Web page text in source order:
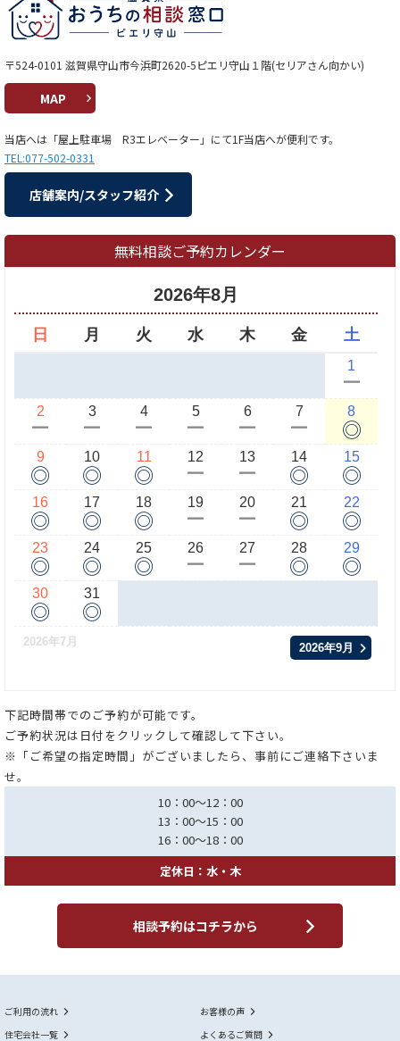
〒524-0101 滋賀県守山市今浜町2620-5ピエリ守山１階(セリアさん向かい)
MAP
当店へは「屋上駐車場 R3エレベーター」にて1F当店へが便利です。
TEL:077-502-0331
店舗案内/スタッフ紹介
無料相談ご予約カレンダー
2026年8月
日 月 火 水 木 金 土
1
ー
2
ー
3
ー
4
ー
5
ー
6
ー
7
ー
8
◎
9
◎
10
◎
11
◎
12
ー
13
ー
14
◎
15
◎
16
◎
17
◎
18
◎
19
ー
20
ー
21
◎
22
◎
23
◎
24
◎
25
◎
26
ー
27
ー
28
◎
29
◎
30
◎
31
◎
2026年7月 2026年9月
下記時間帯でのご予約が可能です。
ご予約状況は日付をクリックして確認して下さい。
※「ご希望の指定時間」がございましたら、事前にご連絡下さいま
せ。
10：00～12：00
13：00～15：00
16：00～18：00
定休日：水・木
相談予約はコチラから
ご利用の流れ
お客様の声
住宅会社一覧
よくあるご質問